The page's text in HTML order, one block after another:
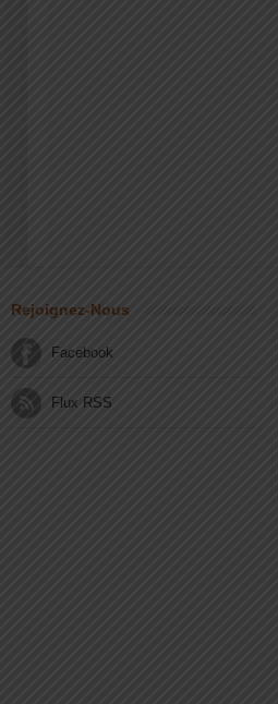
Rejoignez-Nous
Facebook
Flux RSS